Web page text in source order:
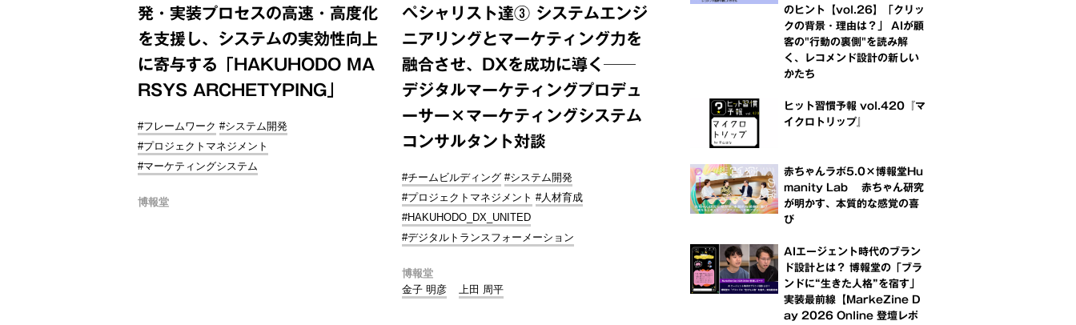
発・実装プロセスの高速・高度化
を支援し、システムの実効性向上
に寄与する「HAKUHODO MA
RSYS ARCHETYPING」
#フレームワーク #システム開発
#プロジェクトマネジメント
#マーケティングシステム
博報堂
ペシャリスト達③ システムエンジ
ニアリングとマーケティング力を
融合させ、DXを成功に導く──
デジタルマーケティングプロデュ
ーサー×マーケティングシステム
コンサルタント対談
#チームビルディング #システム開発
#プロジェクトマネジメント #人材育成
#HAKUHODO_DX_UNITED
#デジタルトランスフォーメーション
博報堂
金子 明彦
上田 周平
のヒント【vol.26】「クリッ
クの背景・理由は？」 AIが顧
客の"行動の裏側"を読み解
く、レコメンド設計の新しい
かたち
ヒット習慣予報 vol.420『マ
イクロトリップ』
赤ちゃんラボ5.0×博報堂Hu
manity Lab 赤ちゃん研究
が明かす、本質的な感覚の喜
び
AIエージェント時代のブラン
ド設計とは？ 博報堂の「ブラ
ンドに“生きた人格”を宿す」
実装最前線【MarkeZine D
ay 2026 Online 登壇レポ